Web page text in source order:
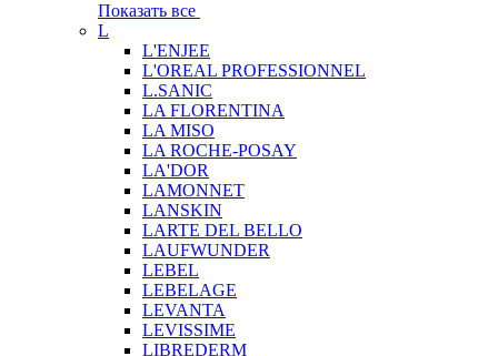
Показать все
L
L'ENJEE
L'OREAL PROFESSIONNEL
L.SANIC
LA FLORENTINA
LA MISO
LA ROCHE-POSAY
LA'DOR
LAMONNET
LANSKIN
LARTE DEL BELLO
LAUFWUNDER
LEBEL
LEBELAGE
LEVANTA
LEVISSIME
LIBREDERM